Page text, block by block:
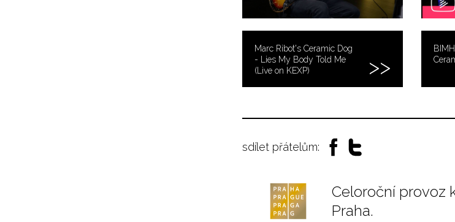
Marc Ribot's Ceramic Dog
- Lies My Body Told Me
(Live on KEXP)
sdílet přátelům:
Celoroční provoz
Praha.